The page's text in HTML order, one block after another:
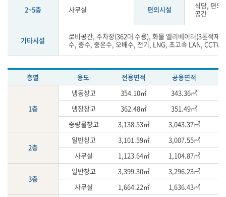
현
2~5층 사무실 편의시설
식당, 편의
공간
기타시설
로비공간, 주차장(362대 수용), 화물 엘리베이터(3톤적재
수, 중수, 중온수, 오배수, 전기, LNG, 초고속 LAN, CCTV
층별 용도 전용면적 공용면적
1층
냉동창고 354.10㎡ 343.36㎡
냉장창고
362.48㎡ 351.49㎡
중량물창고
3,138.53㎡ 3,043.37㎡
2층
일반창고 3,101.59㎡ 3,007.55㎡
사무실
1,123.64㎡ 1,104.87㎡
3층
일반창고 3,399.30㎡ 3,296.23㎡
사무실
1,664.22㎡ 1,636.43㎡